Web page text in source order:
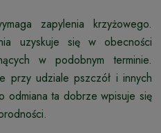
zapylenia krzyżowego.
uzyskuje się w obecności
w podobnym terminie.
przy udziale pszczół i innych
odmiana ta dobrze wpisuje się